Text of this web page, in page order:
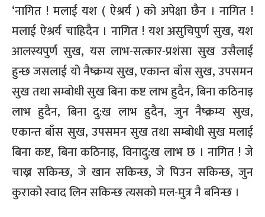
‘नागित ! मलाई यश ( ऐश्रर्य ) को अपेक्षा छैन । नागित !
मलाई ऐश्रर्य चाहिदैन । नागित ! यश असुचिपुर्ण सुख, यश
आलस्यपुर्ण सुख, यस लाभ-सत्कार-प्रशंसा सुख उसैलाई
हुन्छ जसलाई यो नैष्क्रम्य सुख, एकान्त बाँस सुख, उपसमन
सुख तथा सम्बोधी सुख बिना कष्ट लाभ हुदैन, बिना कठिनाइ
लाभ हुदैन, बिना दु:ख लाभ हुदैन, जुन नैष्क्रम्य सुख,
एकान्त बाँस सुख, उपसमन सुख तथा सम्बोधी सुख मलाई
बिना कष्ट, बिना कठिनाइ, विनादु:ख लाभ छ । नागित ! जे
चाख्न सकिन्छ, जे खान सकिन्छ, जे पिउन सकिन्छ, जुन
कुराको स्वाद लिन सकिन्छ त्यसको मल-मुत्र नै बनिन्छ ।